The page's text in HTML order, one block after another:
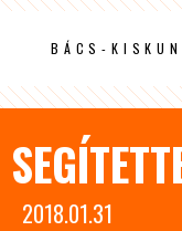
BÁCS-KISKUN
2018.01.31